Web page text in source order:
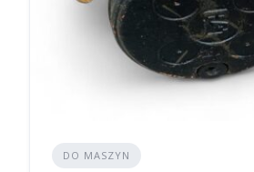
DO MASZYN